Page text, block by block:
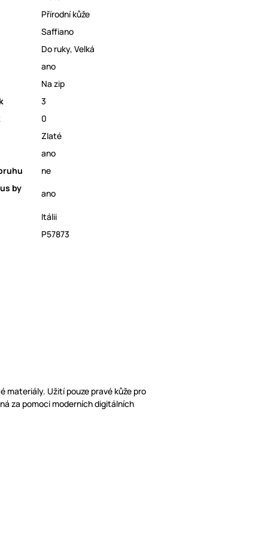
Přírodní kůže
Saffiano
Do ruky, Velká
ano
Na zip
3
0
Zlaté
ano
ne
by
ano
Itálii
P57873
materiály. Užití pouze pravé kůže pro
za pomoci moderních digitálních